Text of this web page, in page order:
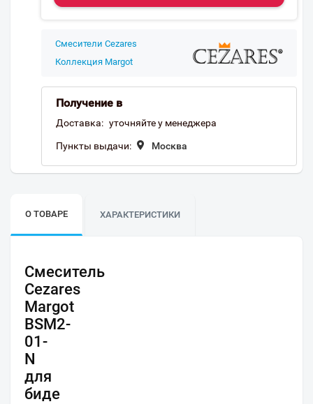
Смесители Cezares
Коллекция Margot
Получение в
Доставка: уточняйте у менеджера
Пункты выдачи: Москва
О ТОВАРЕ ХАРАКТЕРИСТИКИ
Смеситель
Cezares
Margot
BSM2-
01-
N
для
биде